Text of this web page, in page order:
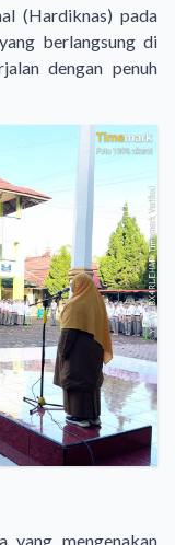
(Hardiknas) pada
berlangsung di
dengan penuh
yang mengenakan